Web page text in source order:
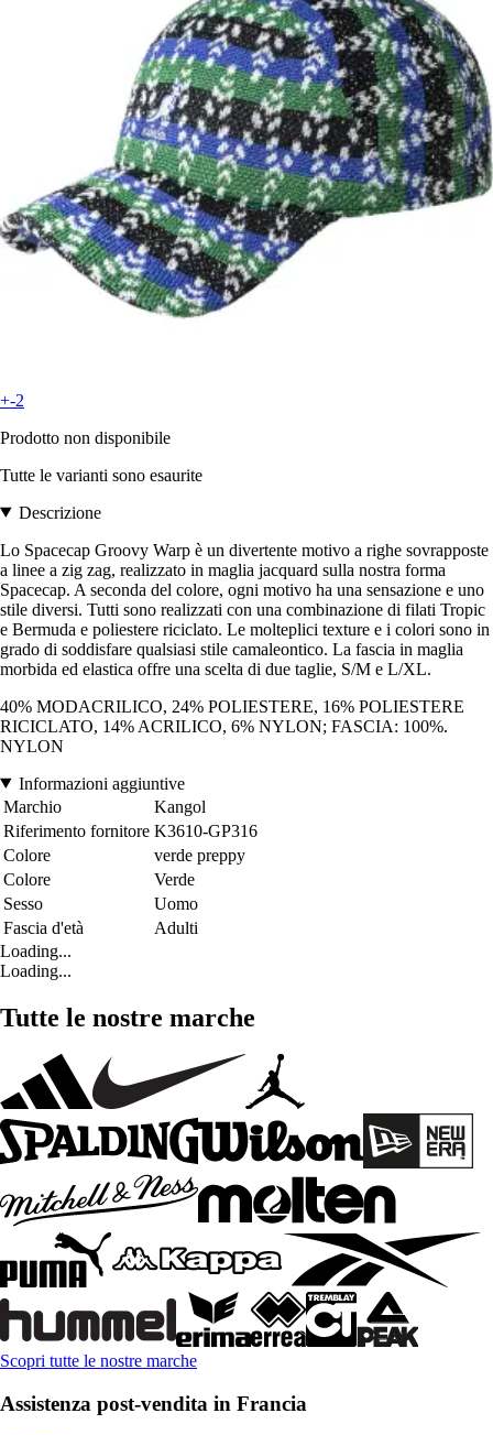
+-2
Prodotto non disponibile
Tutte le varianti sono esaurite
Descrizione
Lo Spacecap Groovy Warp è un divertente motivo a righe sovrapposte
a linee a zig zag, realizzato in maglia jacquard sulla nostra forma
Spacecap. A seconda del colore, ogni motivo ha una sensazione e uno
stile diversi. Tutti sono realizzati con una combinazione di filati Tropic
e Bermuda e poliestere riciclato. Le molteplici texture e i colori sono in
grado di soddisfare qualsiasi stile camaleontico. La fascia in maglia
morbida ed elastica offre una scelta di due taglie, S/M e L/XL.
40% MODACRILICO, 24% POLIESTERE, 16% POLIESTERE
RICICLATO, 14% ACRILICO, 6% NYLON; FASCIA: 100%.
NYLON
Informazioni aggiuntive
Marchio
Kangol
Riferimento fornitore K3610-GP316
Colore
verde preppy
Colore
Verde
Sesso
Uomo
Fascia d'età
Adulti
Loading...
Loading...
Tutte le nostre marche
Scopri tutte le nostre marche
Assistenza post-vendita in Francia